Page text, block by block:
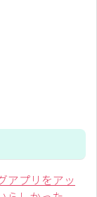
アプリをアッ